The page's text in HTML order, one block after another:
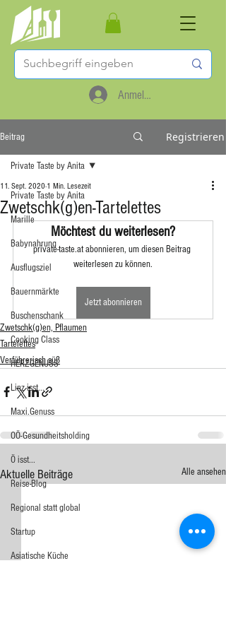
Anmelden
Beitrag Registrieren
Private Taste by Anita
Marille
Babynahrung
Ausflugsziel
Bauernmärkte
Buschenschank
Cooking Class
HERZGENUSS
Linz isst...
Maxi.Genuss
OÖ-Gesundheitsholding
Ö isst...
Reise-Blog
Regional statt global
Startup
Asiatische Küche
Private Taste by Anita
Zwetschk(g)en-Tartelettes
11. Sept. 2020 1 Min. Lesezeit
Möchtest du weiterlesen?
private-taste.at abonnieren, um diesen Beitrag
weiterlesen zu können.
Jetzt abonnieren
Zwetschk(g)en, Pflaumen
Tartelettes
Verführerisch süß
Aktuelle Beiträge Alle ansehen